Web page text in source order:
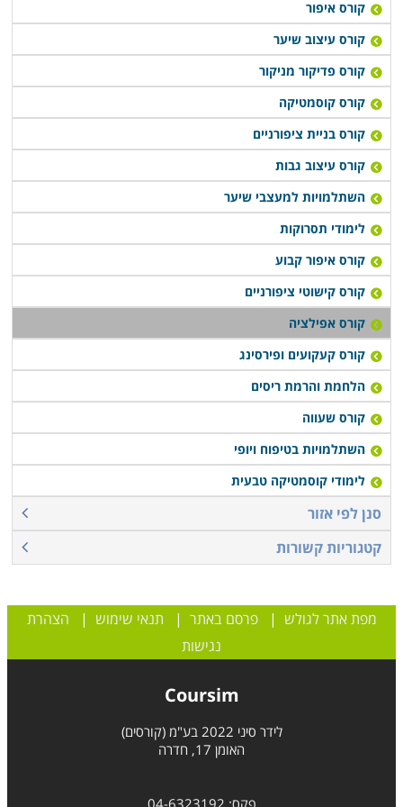
הנוחות לך או כעבודה נוספת. עבור אלו העוסקים בתחום,
קורס אפילציה הוא
הקיים, וכן פתיחת אפשרות ליכולת לייעץ ללקוחותייך באשר
לאופציה המתאימה ביותר עבורם להסרת שיער. ייעוץ זה,
מגביר, מחד, את האמינות המקצועית שלכם כאנשי מקצוע,
ומאידך מגביר את שביעות הרצון ואת נאמנותו של הלקוח
לשירות הניתן לו.
קורס איפור
קורס עיצוב שיער
קורס פדיקור מניקור
קורס קוסמטיקה
קורס בניית ציפורניים
קורס עיצוב גבות
השתלמויות למעצבי שיער
לימודי תסרוקות
קורס איפור קבוע
קורס קישוטי ציפורניים
קורס אפילציה
קורס קעקועים ופירסינג
הלחמת והרמת ריסים
קורס שעווה
השתלמויות בטיפוח ויופי
לימודי קוסמטיקה טבעית
סנן לפי אזור
קטגוריות קשורות
מפת אתר לגולש |פרסם באתר | תנאי שימוש | הצהרת
נגישות
Coursim
לידר סיני 2022 בע"מ (קורסים)
האומן 17, חדרה